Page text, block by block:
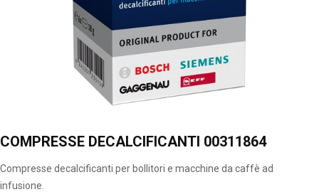
COMPRESSE DECALCIFICANTI 00311864
Compresse decalcificanti per bollitori e macchine da caffè ad
infusione.